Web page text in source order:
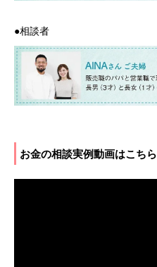
●相談者
お金の相談実例動画はこちら